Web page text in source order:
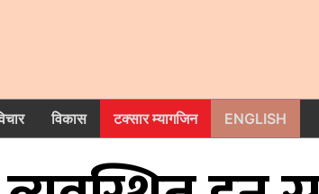
विकास टक्सार म्यागजिन ENGLISH